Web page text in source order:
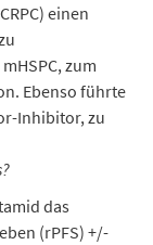
einen
zum
Ebenso führte
Inhibitor, zu
das
(rPFS) +/-